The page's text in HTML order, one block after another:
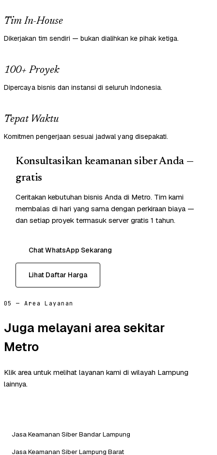
Tim In-House
Dikerjakan tim sendiri — bukan dialihkan ke pihak ketiga.
100+ Proyek
Dipercaya bisnis dan instansi di seluruh Indonesia.
Tepat Waktu
Komitmen pengerjaan sesuai jadwal yang disepakati.
Konsultasikan keamanan siber Anda —
gratis
Ceritakan kebutuhan bisnis Anda di Metro. Tim kami
membalas di hari yang sama dengan perkiraan biaya —
dan setiap proyek termasuk server gratis 1 tahun.
Chat WhatsApp Sekarang
Lihat Daftar Harga
05 — Area Layanan
Juga melayani area sekitar
Metro
Klik area untuk melihat layanan kami di wilayah Lampung
lainnya.
Jasa Keamanan Siber Bandar Lampung
Jasa Keamanan Siber Lampung Barat